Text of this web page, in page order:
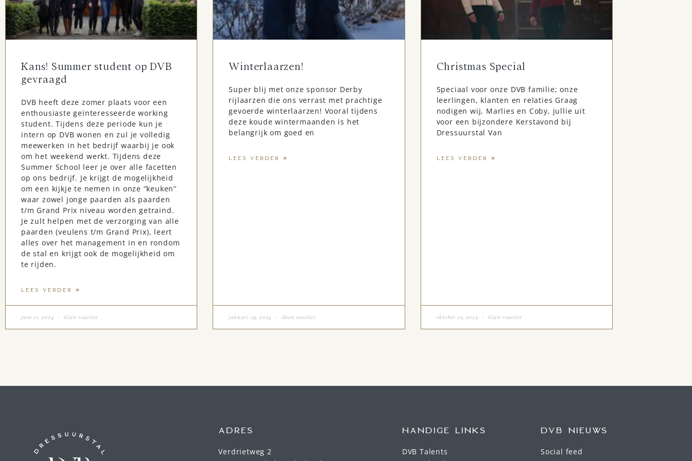
Kans! Summer student op DVB
gevraagd
DVB heeft deze zomer plaats voor een
enthousiaste geïnteresseerde working
student. Tijdens deze periode kun je
intern op DVB wonen en zul je volledig
meewerken in het bedrijf waarbij je ook
om het weekend werkt. Tijdens deze
Summer School leer je over alle facetten
op ons bedrijf. Je krijgt de mogelijkheid
om een kijkje te nemen in onze ‘’keuken’’
waar zowel jonge paarden als paarden
t/m Grand Prix niveau worden getraind.
Je zult helpen met de verzorging van alle
paarden (veulens t/m Grand Prix), leert
alles over het management in en rondom
de stal en krijgt ook de mogelijkheid om
te rijden.
LEES VERDER »
juni 11, 2024 Geen reacties
Winterlaarzen!
Super blij met onze sponsor Derby
rijlaarzen die ons verrast met prachtige
gevoerde winterlaarzen! Vooral tijdens
deze koude wintermaanden is het
belangrijk om goed en
LEES VERDER »
januari 19, 2024 Geen reacties
Christmas Special
Speciaal voor onze DVB familie; onze
leerlingen, klanten en relaties Graag
nodigen wij, Marlies en Coby, jullie uit
voor een bijzondere Kerstavond bij
Dressuurstal Van
LEES VERDER »
oktober 12, 2023 Geen reacties
ADRES
Verdrietweg 2
HANDIGE LINKS
DVB Talents
DVB NIEUWS
Social feed